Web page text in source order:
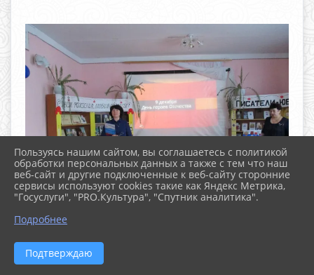
Пользуясь нашим сайтом, вы соглашаетесь с политикой
обработки персональных данных а также с тем что наш
веб-сайт и другие подключенные к веб-сайту сторонние
сервисы используют cookies такие как Яндекс Метрика,
"Госуслуги", "PRO.Культура", "Спутник аналитика".
Подробнее
Подтверждаю